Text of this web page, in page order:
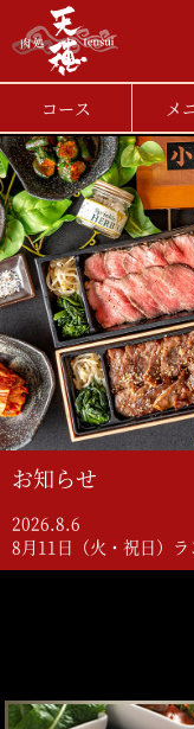
コース メ
お知らせ
2026.8.6
8月11日（火・祝日）